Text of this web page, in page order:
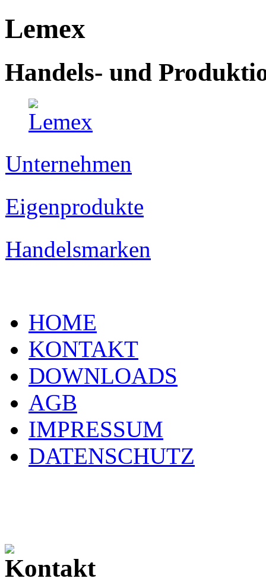
Lemex
Handels- und
Unternehmen
Eigenprodukte
Handelsmarken
HOME
KONTAKT
DOWNLOADS
AGB
IMPRESSUM
DATENSCHUTZ